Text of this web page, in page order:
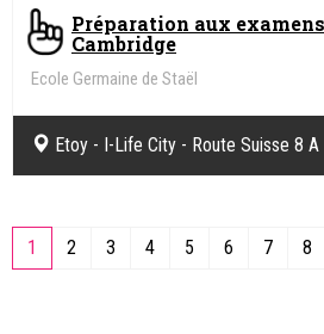
Préparation aux
Cambridge
Ecole Germaine de Staël
Etoy - I-Life City - Route Suisse 8 A
1 2 3 4 5 6 7 8